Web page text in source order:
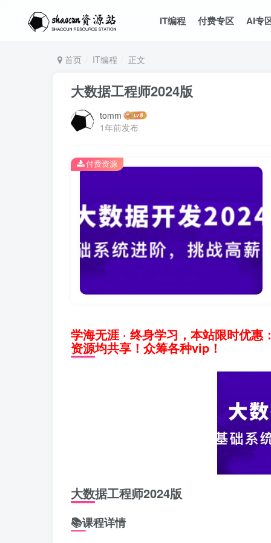
IT编程 付费专区 AI专
首页 IT编程 正文
大数据工程师2024版
tomm
1年前发布
付费资源
学海无涯 · 终身学习，本站限时优
资源均共享！众筹各种vip！
大数据工程师2024版
📚课程详情